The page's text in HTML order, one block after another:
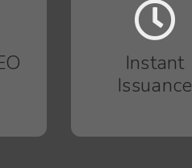
Instant
Issuance